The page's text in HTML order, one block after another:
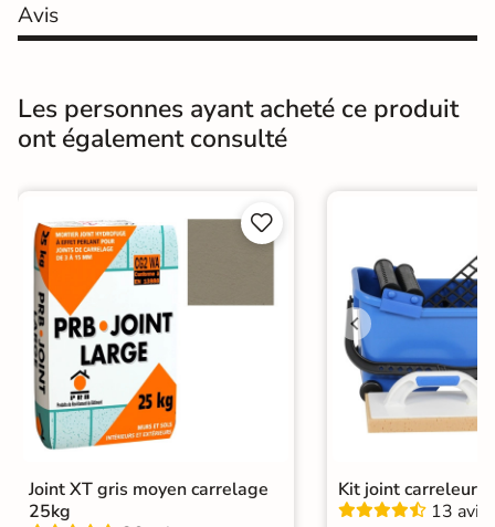
Coefficient
antidérapant
B
Résistance à
l'usure
Gr4 - Très résistant
Bords rectifié
Finition
Surface
Résistant au Gel
Conditionnement
Choix 1er Choix
Avis
Les personnes ayant acheté ce produit
ont également consulté


Joint XT gris moyen carrelage
25kg
Kit joint carreleur
13 avis